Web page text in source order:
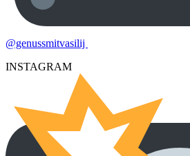
@genussmitvasilij
INSTAGRAM